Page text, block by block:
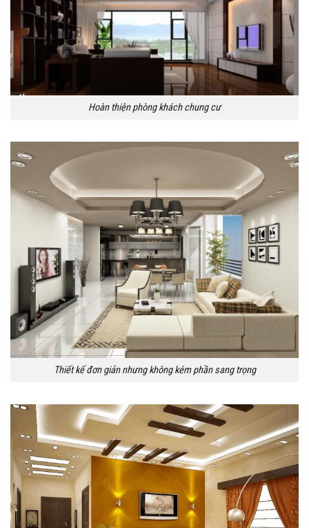
Hoàn thiện phòng khách chung cư
Thiết kế đơn giản nhưng không kém phần sang trọng